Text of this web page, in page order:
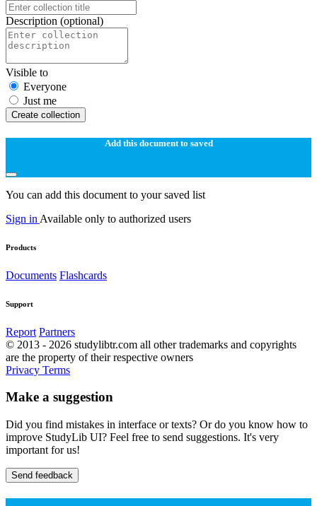
Description (optional)
Visible to
Everyone
Just me
Create collection
Add this document to saved
You can add this document to your saved list
Sign in Available only to authorized users
Products
Documents Flashcards
Support
Report Partners
© 2013 - 2026 studylibtr.com all other trademarks and copyrights
are the property of their respective owners
Privacy Terms
Make a suggestion
Did you find mistakes in interface or texts? Or do you know how to
improve StudyLib UI? Feel free to send suggestions. It's very
important for us!
Send feedback